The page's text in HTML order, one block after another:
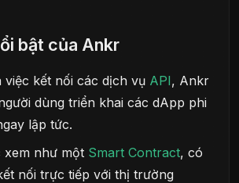
bật của Ankr
việc kết nối các dịch vụ API, Ankr
dùng triển khai các dApp phi
lập tức.
như một Smart Contract, có
nối trực tiếp với thị trường